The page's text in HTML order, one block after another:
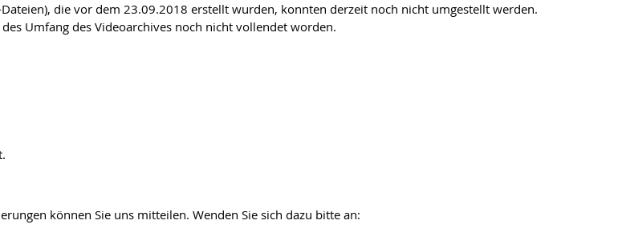
die vor dem 23.09.2018 erstellt wurden, konnten derzeit noch nicht umgestellt werden.
Umfang des Videoarchives noch nicht vollendet worden.
können Sie uns mitteilen. Wenden Sie sich dazu bitte an: